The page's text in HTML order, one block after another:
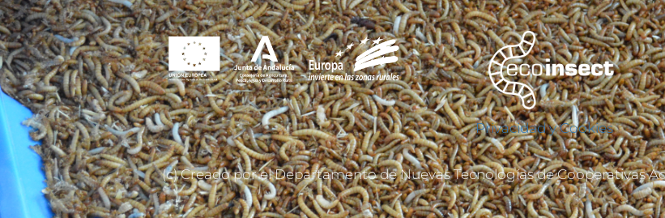
Privacidad y Cookies
(c) Creado por el Departamento de Nuevas Tecnologías de Cooperativas